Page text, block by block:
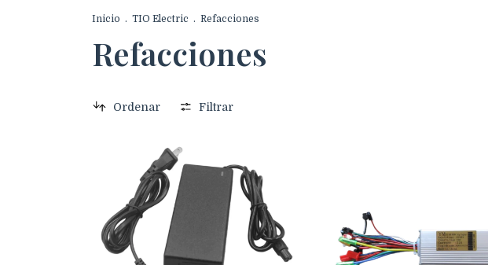
Inicio . TIO Electric . Refacciones
Refacciones
Ordenar Filtrar